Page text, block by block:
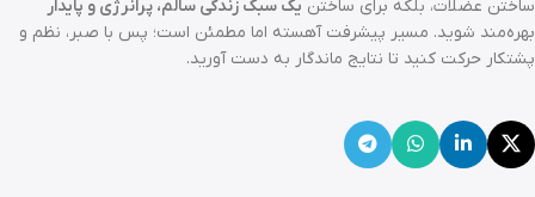
ساختن عضلات، بلکه برای ساختن یک سبک زندگی سالم، پرانرژی و پایدار
بهره‌مند شوید. مسیر پیشرفت آهسته اما مطمئن است؛ پس با صبر، نظم و
پشتکار حرکت کنید تا نتایج ماندگار به دست آورید.